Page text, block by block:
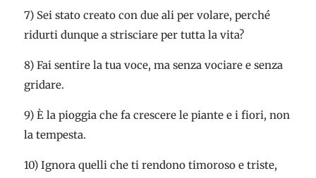
7) Sei stato creato con due ali per volare, perché
ridurti dunque a strisciare per tutta la vita?
8) Fai sentire la tua voce, ma senza vociare e senza
gridare.
9) È la pioggia che fa crescere le piante e i fiori, non
la tempesta.
10) Ignora quelli che ti rendono timoroso e triste,